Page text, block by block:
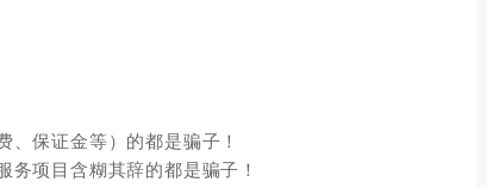
保证金等）的都是骗子！
项目含糊其辞的都是骗子！